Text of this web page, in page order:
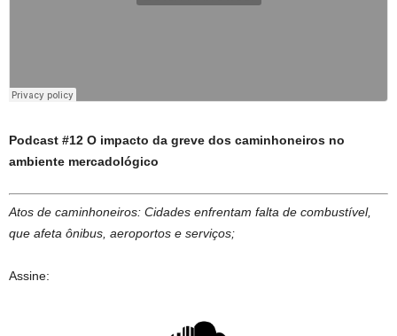
Podcast #12 O impacto da greve dos caminhoneiros no
ambiente mercadológico
Atos de caminhoneiros: Cidades enfrentam falta de combustível,
que afeta ônibus, aeroportos e serviços;
Assine: